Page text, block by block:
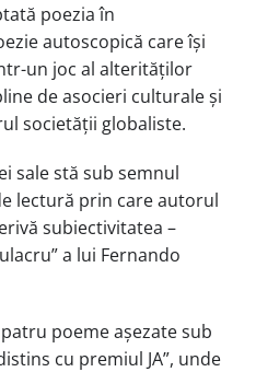
poezia în
autoscopică care îşi
un joc al alterităţilor
de asocieri culturale şi
societății globaliste.
sale stă sub semnul
lectură prin care autorul
subiectivitatea –
a lui Fernando
poeme aşezate sub
cu premiul JA”, unde